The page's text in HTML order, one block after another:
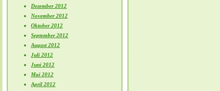
Dezember 2012
November 2012
Oktober 2012
September 2012
August 2012
Juli 2012
Juni 2012
Mai 2012
April 2012